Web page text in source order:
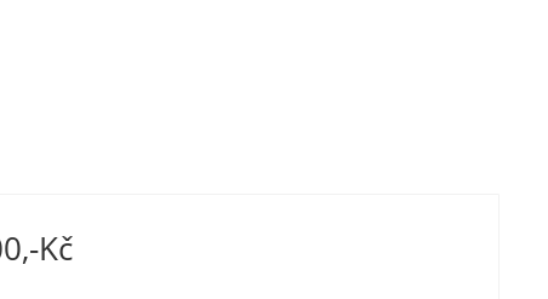
Kč